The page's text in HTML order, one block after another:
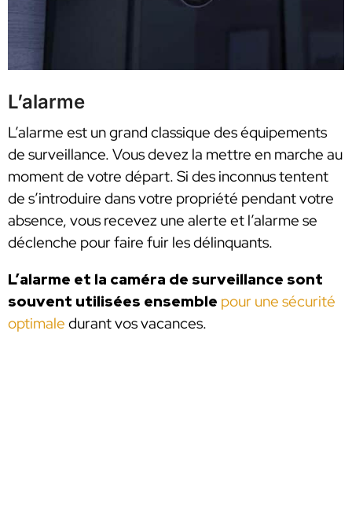
L’alarme
L’alarme est un grand classique des équipements
de surveillance. Vous devez la mettre en marche au
moment de votre départ. Si des inconnus tentent
de s’introduire dans votre propriété pendant votre
absence, vous recevez une alerte et l’alarme se
déclenche pour faire fuir les délinquants.
L’alarme et la caméra de surveillance sont
souvent utilisées ensemble pour une sécurité
optimale durant vos vacances.